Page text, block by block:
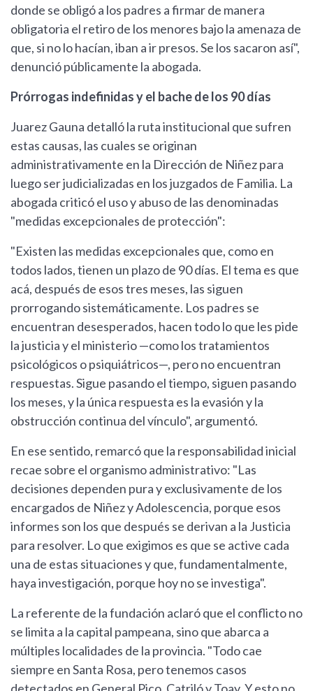
donde se obligó a los padres a firmar de manera
obligatoria el retiro de los menores bajo la amenaza de
que, si no lo hacían, iban a ir presos. Se los sacaron así",
denunció públicamente la abogada.
Prórrogas indefinidas y el bache de los 90 días
Juarez Gauna detalló la ruta institucional que sufren
estas causas, las cuales se originan
administrativamente en la Dirección de Niñez para
luego ser judicializadas en los juzgados de Familia. La
abogada criticó el uso y abuso de las denominadas
"medidas excepcionales de protección":
"Existen las medidas excepcionales que, como en
todos lados, tienen un plazo de 90 días. El tema es que
acá, después de esos tres meses, las siguen
prorrogando sistemáticamente. Los padres se
encuentran desesperados, hacen todo lo que les pide
la justicia y el ministerio —como los tratamientos
psicológicos o psiquiátricos—, pero no encuentran
respuestas. Sigue pasando el tiempo, siguen pasando
los meses, y la única respuesta es la evasión y la
obstrucción continua del vínculo", argumentó.
En ese sentido, remarcó que la responsabilidad inicial
recae sobre el organismo administrativo: "Las
decisiones dependen pura y exclusivamente de los
encargados de Niñez y Adolescencia, porque esos
informes son los que después se derivan a la Justicia
para resolver. Lo que exigimos es que se active cada
una de estas situaciones y que, fundamentalmente,
haya investigación, porque hoy no se investiga".
La referente de la fundación aclaró que el conflicto no
se limita a la capital pampeana, sino que abarca a
múltiples localidades de la provincia. "Todo cae
siempre en Santa Rosa, pero tenemos casos